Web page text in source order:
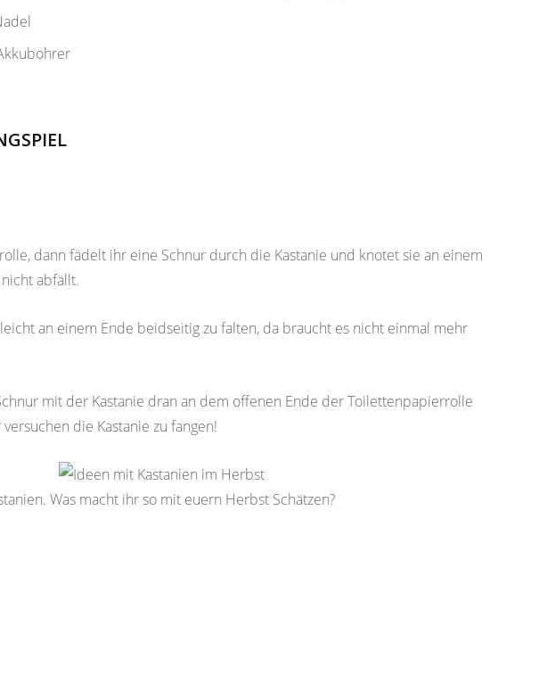
dann fädelt ihr eine Schnur durch die Kastanie und knotet sie an einem
abfällt.
an einem Ende beidseitig zu falten, da braucht es nicht einmal mehr
mit der Kastanie dran an dem offenen Ende der Toilettenpapierrolle
die Kastanie zu fangen!
Was macht ihr so mit euern Herbst Schätzen?